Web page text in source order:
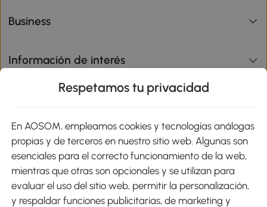
Business
Información de interés
Métodos de Pago
Respetamos tu privacidad
En AOSOM, empleamos cookies y tecnologías análogas
propias y de terceros en nuestro sitio web. Algunas son
esenciales para el correcto funcionamiento de la web,
mientras que otras son opcionales y se utilizan para
evaluar el uso del sitio web, permitir la personalización,
y respaldar funciones publicitarias, de marketing y